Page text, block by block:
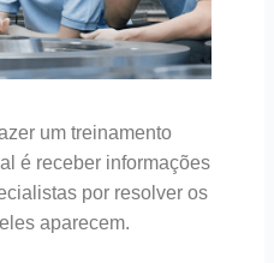
um treinamento
é receber informações
por resolver os
aparecem.